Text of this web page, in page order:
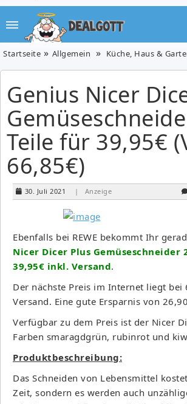
Startseite Allgemein Küche, Haus &
Genius Nicer
Teile für 39,95€
66,85€)
30. Juli 2021 | Anzeige
Ebenfalls bei REWE bekommt Ihr
Nicer Dicer Plus Gemüseschneider
39,95€ inkl. Versand.
Der nächste Preis im Internet liegt bei
Versand. Eine gute Ersparnis von
Verfügbar zu dem Preis ist der Nicer
Farben smaragdgrün, rubinrot und
Produktbeschreibung:
Das Schneiden von Lebensmittel
Zeit, sondern es werden auch